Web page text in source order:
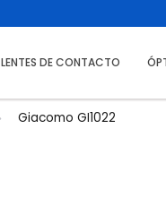
LENTES DE CONTACTO
Giacomo GI1022